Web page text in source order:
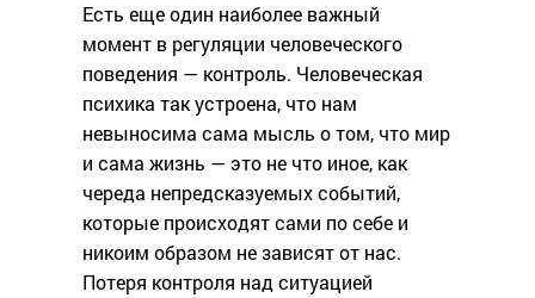
Есть еще один наиболее важный
момент в регуляции человеческого
поведения — контроль. Человеческая
психика так устроена, что нам
невыносима сама мысль о том, что мир
и сама жизнь — это не что иное, как
череда непредсказуемых событий,
которые происходят сами по себе и
никоим образом не зависят от нас.
Потеря контроля над ситуацией